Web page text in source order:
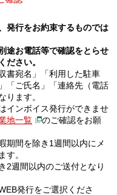
発行をお約束するものでは
途お電話等で確認をとらせ
ださい。
書宛名」「利用した駐車
「ご氏名」「連絡先（電話
ります。
インボイス発行ができませ
地一覧
のご確認をお願
期間を除き1週間以内にメ
す。
2週間以内のご送付となり
発行をご選択くださ